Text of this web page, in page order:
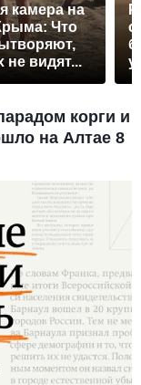
камера на
Что
не видят...
корги и
на Алтае 8